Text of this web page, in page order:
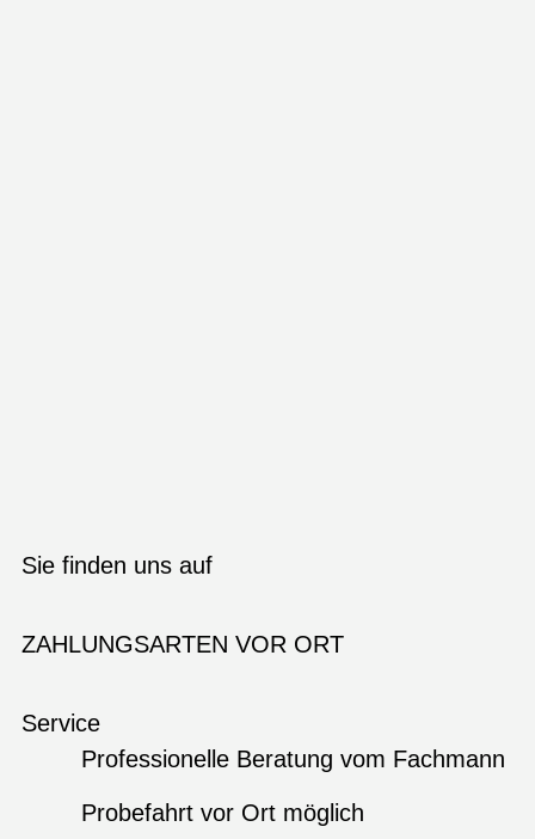
Sie finden uns auf
ZAHLUNGSARTEN VOR ORT
Service
Professionelle Beratung vom Fachmann
Probefahrt vor Ort möglich